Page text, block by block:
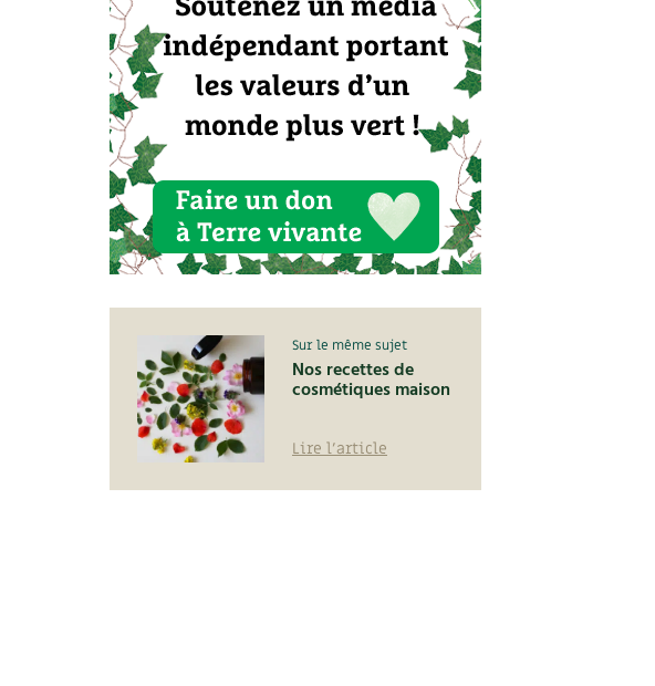
Sur le même sujet
Nos recettes de
cosmétiques maison
Lire l'article